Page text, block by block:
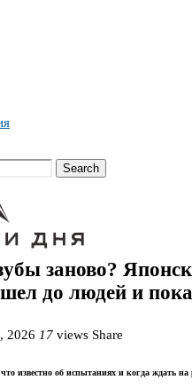
Search
заново?
до людей и
2026 17 views Share
что известно об испытаниях и когда ждать